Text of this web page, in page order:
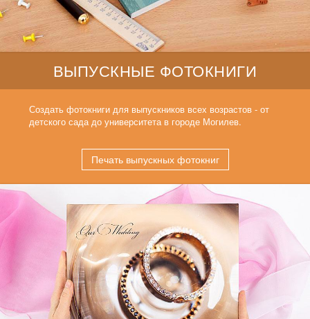
ВЫПУСКНЫЕ ФОТОКНИГИ
Создать фотокниги для выпускников всех возрастов - от
детского сада до университета в городе Могилев.
Печать выпускных фотокниг